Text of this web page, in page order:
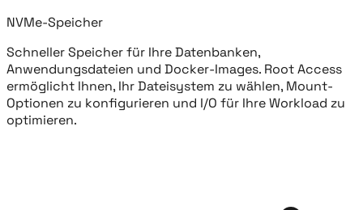
NVMe-Speicher
Schneller Speicher für Ihre Datenbanken,
Anwendungsdateien und Docker-Images. Root Access
ermöglicht Ihnen, Ihr Dateisystem zu wählen, Mount-
Optionen zu konfigurieren und I/O für Ihre Workload zu
optimieren.